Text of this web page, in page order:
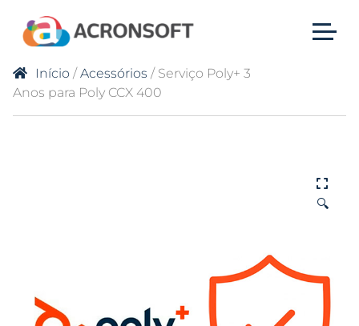
Início /Acessórios / Serviço Poly+ 3
Anos para Poly CCX 400
🔍